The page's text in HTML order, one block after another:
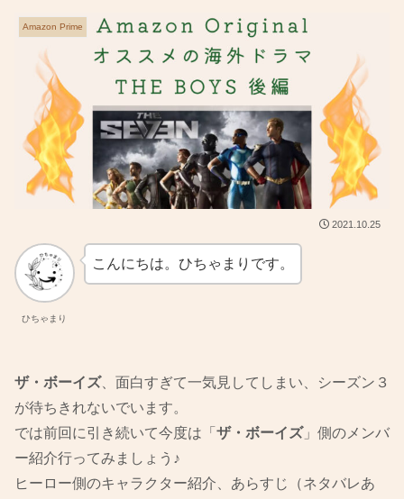
Amazon Prime
2021.10.25
ひちゃまり
こんにちは。ひちゃまりです。
ザ・ボーイズ、面白すぎて一気見してしまい、シーズン３
が待ちきれないでいます。
では前回に引き続いて今度は「 ザ・ボーイズ」側のメンバ
ー紹介行ってみましょう♪
ヒーロー側のキャラクター紹介、あらすじ（ネタバレあ